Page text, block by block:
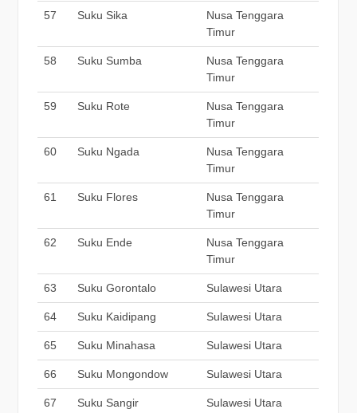
57 Suku Sika
Nusa Tenggara
Timur
58 Suku Sumba
Nusa Tenggara
Timur
59 Suku Rote
Nusa Tenggara
Timur
60 Suku Ngada
Nusa Tenggara
Timur
61 Suku Flores
Nusa Tenggara
Timur
62 Suku Ende
Nusa Tenggara
Timur
63 Suku Gorontalo Sulawesi Utara
64 Suku Kaidipang Sulawesi Utara
65 Suku Minahasa Sulawesi Utara
66 Suku Mongondow Sulawesi Utara
67 Suku Sangir Sulawesi Utara